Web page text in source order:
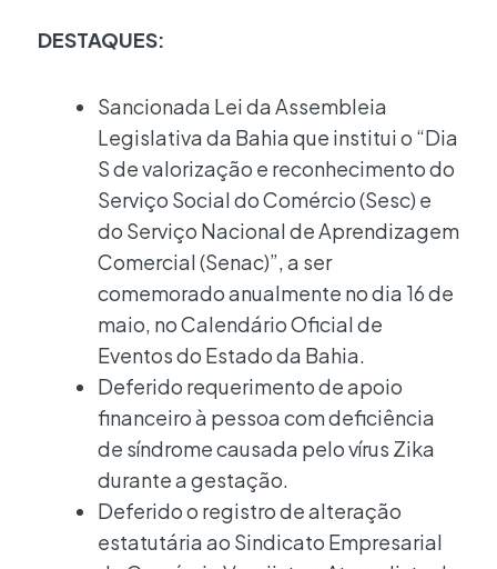
DESTAQUES:
Sancionada Lei da Assembleia
Legislativa da Bahia que institui o “Dia
S de valorização e reconhecimento do
Serviço Social do Comércio (Sesc) e
do Serviço Nacional de Aprendizagem
Comercial (Senac)”, a ser
comemorado anualmente no dia 16 de
maio, no Calendário Oficial de
Eventos do Estado da Bahia.
Deferido requerimento de apoio
financeiro à pessoa com deficiência
de síndrome causada pelo vírus Zika
durante a gestação.
Deferido o registro de alteração
estatutária ao Sindicato Empresarial